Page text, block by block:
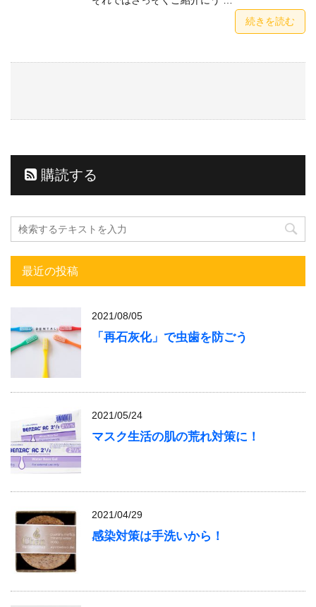
続きを読む
購読する
最近の投稿
2021/08/05
「再石灰化」で虫歯を防ごう
2021/05/24
マスク生活の肌の荒れ対策に！
2021/04/29
感染対策は手洗いから！